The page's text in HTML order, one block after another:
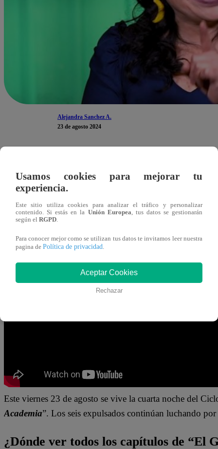
Alejandra Sanchez A.
23 de agosto 2024
Ciclo Vacacional de “El Gran Chef Famosos, La
Quiero de verdad hacer un reconocimiento porque
esta cocina y desde que ha entrado a este
jurado ha visto una mejoría
Pero es no fue todo. Peláez también pidió aplausos de
Incluso, los jurados Giacomo Bocchio, Nelly Rossinelli
Este viernes 23 de agosto se vive la cuarta noche del
Academia”. Los seis expulsados continúan luchando por
¿Dónde ver todos los capítulos de “El
Usamos cookies para mejorar tu
experiencia.
Este sitio utiliza cookies para analizar el tráfico y personalizar
contenido. Si estás en la Unión Europea, tus datos se gestionarán
según el RGPD.
Para conocer mejor como se utilizan tus datos te invitamos leer nuestra
pagina de Política de privacidad.
Aceptar Cookies
Rechazar